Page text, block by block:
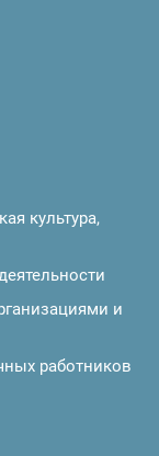
культура,
и
работников